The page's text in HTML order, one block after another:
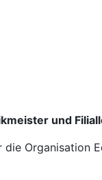
und
Organisation